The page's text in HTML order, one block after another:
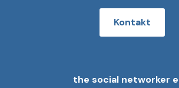
Kontakt
the social networker